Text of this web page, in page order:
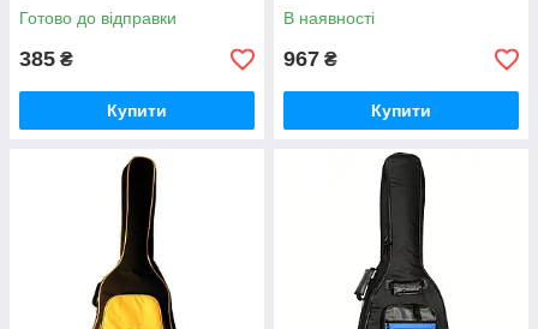
Готово до відправки
385 ₴
Купити
В наявності
967 ₴
Купити